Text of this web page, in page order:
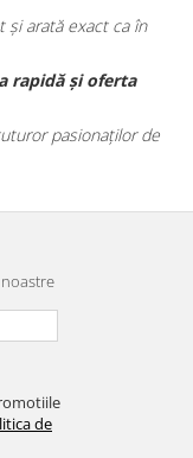
și arată exact ca în
rapidă și oferta
pasionaților de
de